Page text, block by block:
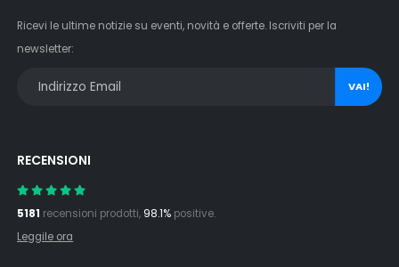
Ricevi le ultime notizie su eventi, novità e offerte. Iscriviti per la
newsletter:
VAI!
RECENSIONI
5181 recensioni prodotti, 98.1% positive.
Leggile ora